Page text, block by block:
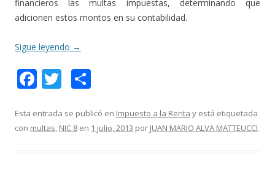
financieros las multas impuestas, determinando que
adicionen estos montos en su contabilidad.
Sigue leyendo →
F
e
b
T
itt
er
m
p
Esta entrada se publicó en Impuesto a la Renta y está etiquetada
con multas, NIC 8 en 1 julio, 2013 por JUAN MARIO ALVA MATTEUCCI.